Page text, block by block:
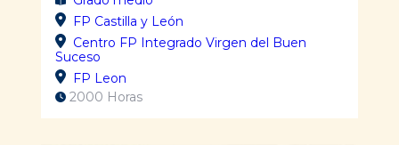
FP Castilla y León
Centro FP Integrado Virgen del Buen
Suceso
FP Leon
2000 Horas